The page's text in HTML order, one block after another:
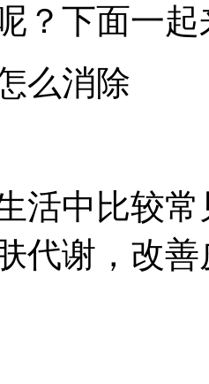
？下面一
么消除
活中比较
代谢，改